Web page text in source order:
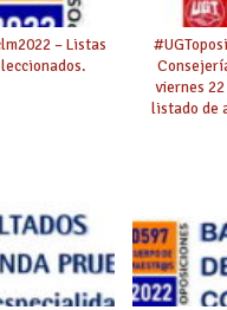
– Listas
viernes
listado de